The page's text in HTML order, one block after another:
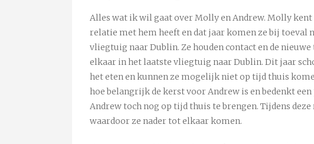
Alles wat ik wil gaat over Molly en Andrew. Molly
relatie met hem heeft en dat jaar komen ze bij toeval
vliegtuig naar Dublin. Ze houden contact en de
elkaar in het laatste vliegtuig naar Dublin. Dit jaar
het eten en kunnen ze mogelijk niet op tijd thuis
hoe belangrijk de kerst voor Andrew is en bedenkt
Andrew toch nog op tijd thuis te brengen. Tijdens
waardoor ze nader tot elkaar komen.